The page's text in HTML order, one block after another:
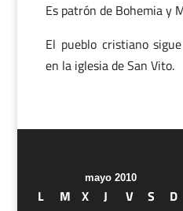
Es patrón de Bohemia y
El pueblo cristiano
en la iglesia de San Vito.
mayo 2010
L M X J V S
D